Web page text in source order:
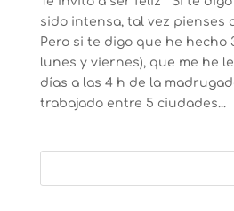
sido intensa, tal vez pienses
Pero si te digo que he hecho
lunes y viernes), que me he
días a las 4 h de la
trabajado entre 5 ciudades...